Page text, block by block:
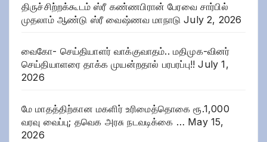
திருச்சிற்றக்கூடம் ஸ்ரீ கண்ணபிரான் பேரவை சார்பில்
முதலாம் ஆண்டு ஸ்ரீ வைஷ்ணவ மாநாடு July 2, 2026
வைகோ- செய்தியாளர் வாக்குவாதம்.. மதிமுக-வினர்
செய்தியாளரை தாக்க முயன்றதால் பரபரப்பு!! July 1,
2026
மே மாதத்திற்கான மகளிர் உரிமைத்தொகை ரூ.1,000
வரவு வைப்பு; தவெக அரசு நடவடிக்கை … May 15,
2026